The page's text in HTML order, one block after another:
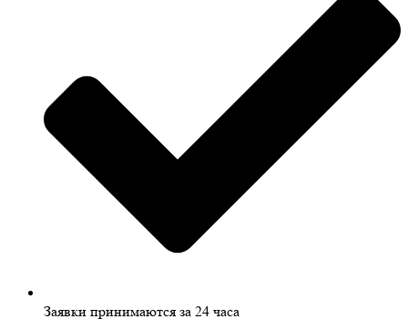
Заявки принимаются за 24 часа